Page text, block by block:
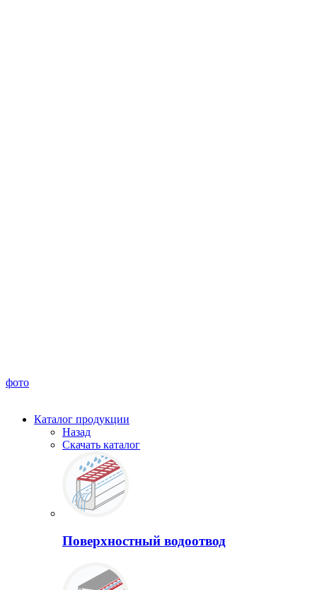
фото
Каталог продукции
Назад
Скачать каталог
Поверхностный водоотвод